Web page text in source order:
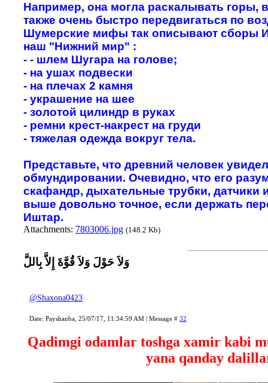
Например, она могла раскалывать горы,
также очень быстро передвигаться по
Шумерские мифы так описывают сборы
наш "Нижний мир" :
- - шлем Шугара на голове;
- на ушах подвески
- на плечах 2 камня
- украшение на шее
- золотой цилиндр в руках
- ремни крест-накрест на груди
- тяжелая одежда вокруг тела.
Представьте, что древний человек
обмундировании. Очевидно, что его
скафандр, дыхательные трубки, датчики
выше довольно точное, если держать
Иштар.
Attachments: 7803006.jpg (148.2 Kb)
وَلاَ حَوْلَ وَلاَ قُوَّةَ إِلاَّ بِاللَّ
@Shaxona0423
Date: Payshanba, 25/07/17, 11:34:59 AM | Message # 32
Qadimgi odamlar toshga xamir kabi
yana qanday